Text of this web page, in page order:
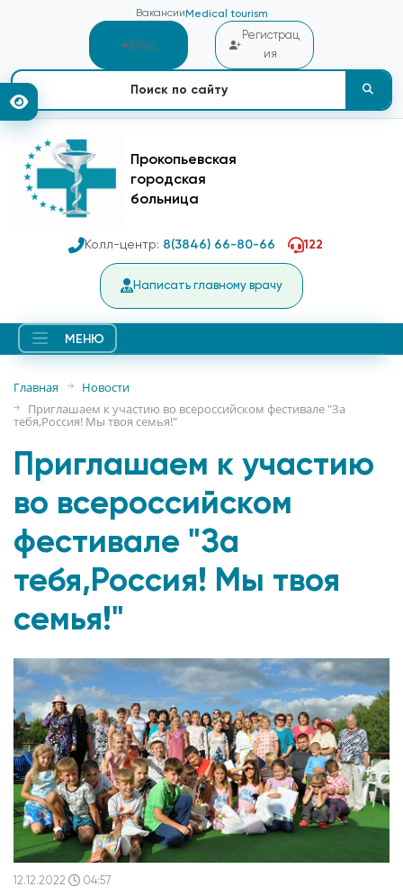
Вакансии Medical tourism
Вход
Регистрац
ия
Прокопьевская
городская
больница
Колл-центр: 8(3846) 66-80-66 122
Написать главному врачу
МЕНЮ
Главная
Новости
Приглашаем к участию во всероссийском фестивале "За
тебя,Россия! Мы твоя семья!"
Приглашаем к участию
во всероссийском
фестивале "За
тебя,Россия! Мы твоя
семья!"
12.12.2022 04:57